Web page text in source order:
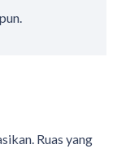
Ruas yang